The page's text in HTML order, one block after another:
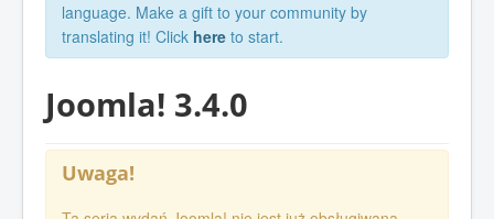
language. Make a gift to your community by
translating it! Click here to start.
Joomla! 3.4.0
Uwaga!